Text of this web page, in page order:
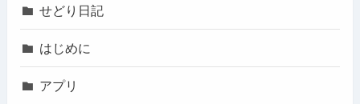
せどり日記
はじめに
アプリ